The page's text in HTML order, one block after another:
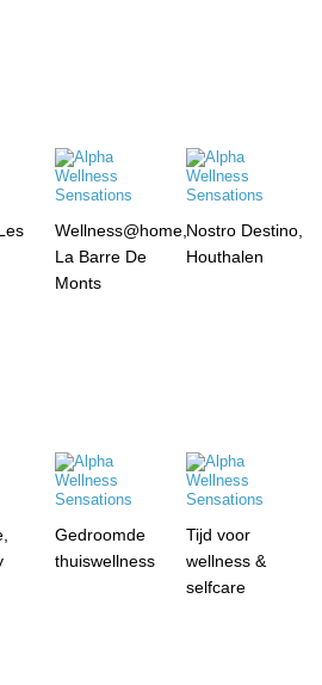
Wellness@home,
La Barre De
Monts
Nostro Destino,
Houthalen
Gedroomde
thuiswellness
Tijd voor
wellness &
selfcare